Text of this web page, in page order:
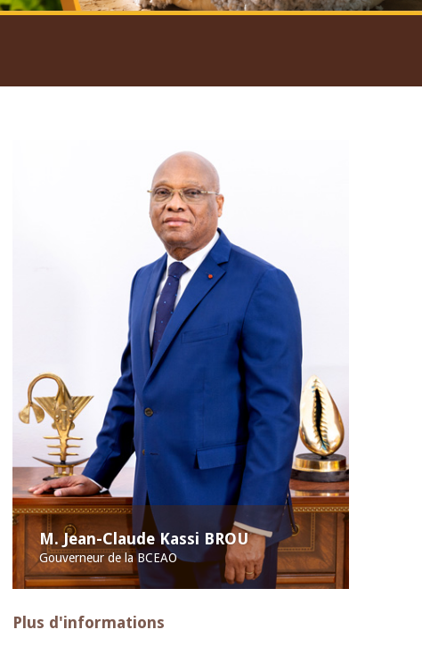
M. Jean-Claude Kassi BROU
Gouverneur de la BCEAO
Plus d'informations